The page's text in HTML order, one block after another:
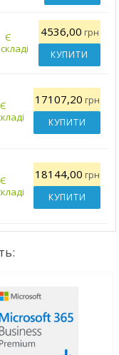
Є
4536,00 грн
КУПИТИ
Є
17107,20 грн
КУПИТИ
Є
18144,00 грн
КУПИТИ